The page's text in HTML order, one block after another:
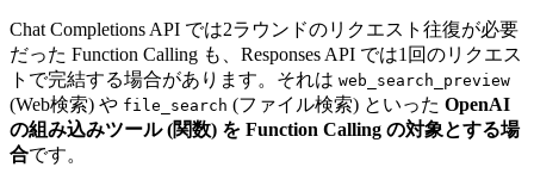
Chat Completions API では2ラウンドのリクエスト往復が必要
だった Function Calling も、Responses API では1回のリクエス
トで完結する場合があります。それは web_search_preview
(Web検索) や file_search (ファイル検索) といった OpenAI
の組み込みツール (関数) を Function Calling の対象とする場
合です。